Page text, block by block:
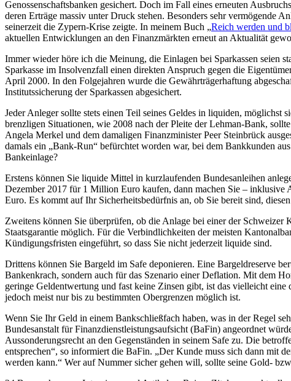
Genossenschaftsbanken gesichert. Doch im Fall eines erneuten
deren Erträge massiv unter Druck stehen. Besonders sehr vermögende
seinerzeit die Zypern-Krise zeigte. In meinem Buch „Reich werden und
aktuellen Entwicklungen an den Finanzmärkten erneut an Aktualität
Immer wieder höre ich die Meinung, die Einlagen bei Sparkassen seien
Sparkasse im Insolvenzfall einen direkten Anspruch gegen die
April 2000. In den Folgejahren wurde die Gewährträgerhaftung
Institutssicherung der Sparkassen abgesichert.
Jeder Anleger sollte stets einen Teil seines Geldes in liquiden, möglichst
brenzligen Situationen, wie 2008 nach der Pleite der Lehman-Bank,
Angela Merkel und dem damaligen Finanzminister Peer Steinbrück
damals ein „Bank-Run“ befürchtet worden war, bei dem Bankkunden
Bankeinlage?
Erstens können Sie liquide Mittel in kurzlaufenden Bundesanleihen
Dezember 2017 für 1 Million Euro kaufen, dann machen Sie –
Euro. Es kommt auf Ihr Sicherheitsbedürfnis an, ob Sie bereit sind,
Zweitens können Sie überprüfen, ob die Anlage bei einer der
Staatsgarantie möglich. Für die Verbindlichkeiten der meisten
Kündigungsfristen eingeführt, so dass Sie nicht jederzeit liquide sind.
Drittens können Sie Bargeld im Safe deponieren. Eine Bargeldreserve
Bankenkrach, sondern auch für das Szenario einer Deflation. Mit dem
geringe Geldentwertung und fast keine Zinsen gibt, ist das vielleicht
jedoch meist nur bis zu bestimmten Obergrenzen möglich ist.
Wenn Sie Ihr Geld in einem Bankschließfach haben, was in der Regel
Bundesanstalt für Finanzdienstleistungsaufsicht (BaFin) angeordnet
Aussonderungsrecht an den Gegenständen in seinem Safe zu. Die
entsprechen“, so informiert die BaFin. „Der Kunde muss sich dann mit
werden kann.“ Wer auf Nummer sicher gehen will, sollte seine Gold-